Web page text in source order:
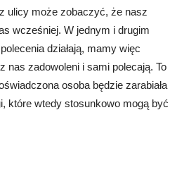
ulicy może zobaczyć, że nasz
wcześniej. W jednym i drugim
działają, mamy więc
nas zadowoleni i sami polecają. To
osoba będzie zarabiała
które wtedy stosunkowo mogą być